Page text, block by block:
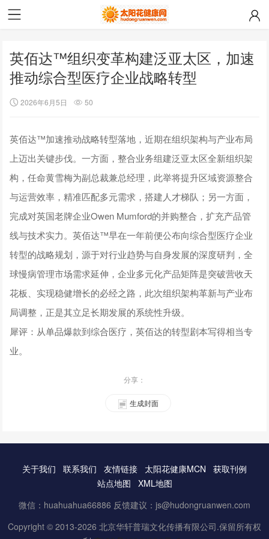
英佰达™组织变革构建泛亚太区，加速
推动综合型医疗企业战略转型
2026年6月5日 50
英佰达™加速推动战略转型落地，近期在组织架构与产业布局
上迈出关键步伐。一方面，整合业务组建泛亚太区全新组织架
构，任命黄雪梅为副总裁兼总经理，此举将提升区域资源整合
与运营效率，精准匹配多元需求，搭建人才梯队；另一方面，
完成对英国老牌企业Owen Mumford的并购整合，扩充产品管
线与技术实力。英佰达™早在一年前便公布向综合型医疗企业
转型的战略规划，源于对行业趋势与自身发展的深度研判，全
球慢病管理市场需求延伸，企业多元化产品矩阵是突破营收天
花板、实现稳健增长的必经之路，此次组织架构革新与产业布
局调整，正是其立足长期发展的系统性升级。
犀评：从单品爆款到综合医疗，英佰达的转型剧本写得相当专
业。
分享：
生成封面
关于我们 联系我们 友情链接 太阳花健康MCN
获取刊例
站点地图
XML地图
微信：huahuahua66886 反馈建议：js@hudongruanwen.com
Copyright © 2013-2026 北京华轩普瑞文化传播有限公司.保留所有权